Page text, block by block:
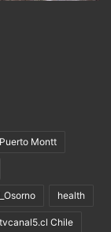
Montt
health
tvcanal5.cl Chile